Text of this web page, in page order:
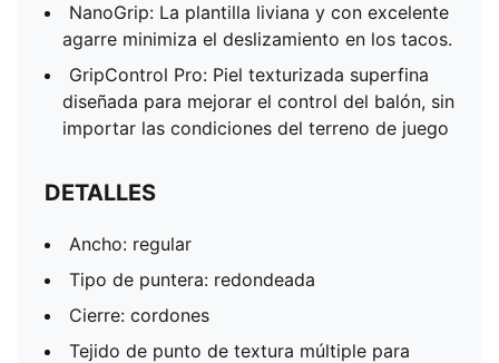
NanoGrip: La plantilla liviana y con excelente
agarre minimiza el deslizamiento en los tacos.
GripControl Pro: Piel texturizada superfina
diseñada para mejorar el control del balón, sin
importar las condiciones del terreno de juego
DETALLES
Ancho: regular
Tipo de puntera: redondeada
Cierre: cordones
Tejido de punto de textura múltiple para